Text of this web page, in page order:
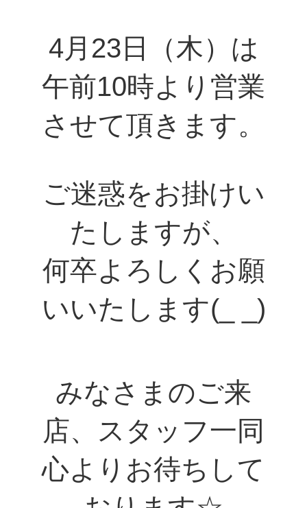
4月23日（木）は
午前10時より営業
させて頂きます。
ご迷惑をお掛けい
たしますが、
何卒よろしくお願
いいたします(_ _)
みなさまのご来
店、スタッフ一同
心よりお待ちして